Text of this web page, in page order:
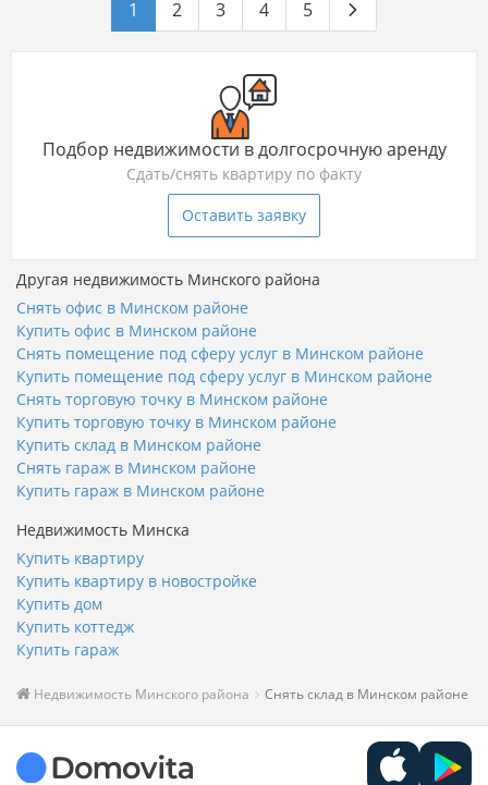
1 2 3 4 5
Подбор недвижимости в долгосрочную аренду
Сдать/снять квартиру по факту
Оставить заявку
Другая недвижимость Минского района
Снять офис в Минском районе
Купить офис в Минском районе
Снять помещение под сферу услуг в Минском районе
Купить помещение под сферу услуг в Минском районе
Снять торговую точку в Минском районе
Купить торговую точку в Минском районе
Купить склад в Минском районе
Снять гараж в Минском районе
Купить гараж в Минском районе
Недвижимость Минска
Купить квартиру
Купить квартиру в новостройке
Купить дом
Купить коттедж
Купить гараж
Недвижимость Минского района Снять склад в Минском районе